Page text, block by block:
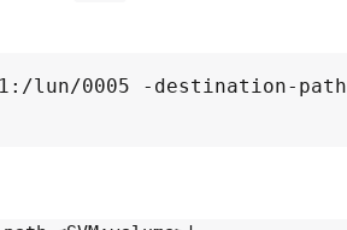
lun/0005 -destination-path